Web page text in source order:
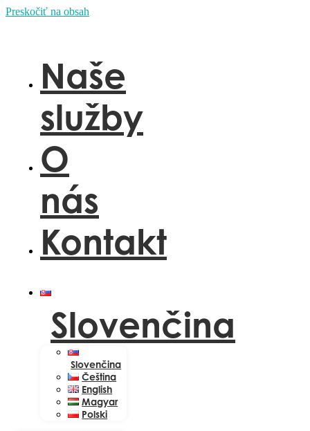
Preskočiť na obsah
Naše
služby
O
nás
Kontakt
Slovenčina
Slovenčina
Čeština
English
Magyar
Polski